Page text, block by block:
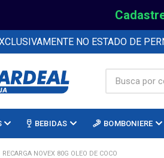
NO ESTADO DE
BEBIDAS BOMBONIERE
RECARGA NOVEX 80G OLEO DE COCO